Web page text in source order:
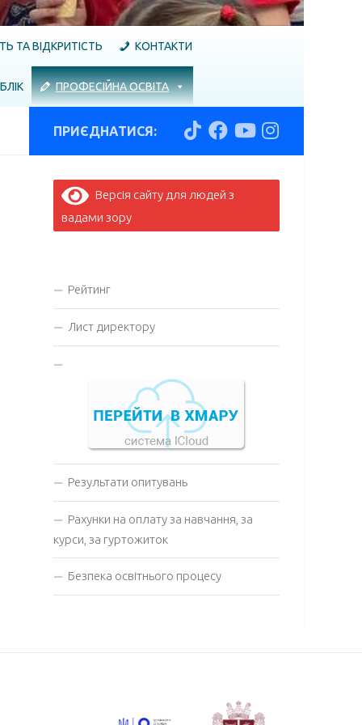
ТА ВІДКРИТІСТЬ КОНТАКТИ
ПРОФЕСІЙНА ОСВІТА
ПРИЄДНАТИСЯ:
Версія сайту для людей з
вадами зору
Рейтинг
Лист директору
Результати опитувань
Рахунки на оплату за навчання, за
курси, за гуртожиток
Безпека освітнього процесу